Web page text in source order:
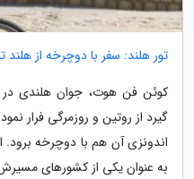
تور هلند: سفر با دوچرخه از
کوئن فن هوت، جوان هلندی
گیرد از روتین و روزمرگی فرار
اندونزی آن هم با دوچرخه برود.
به عنوان یکی از کشورهای